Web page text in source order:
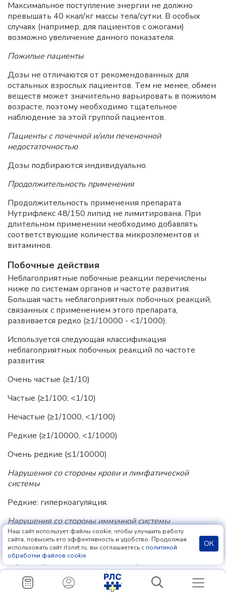
Максимальное поступление энергии не должно
превышать 40 ккал/кг массы тела/сутки. В особых
случаях (например, для пациентов с ожогами)
возможно увеличение данного показателя.
Пожилые пациенты
Дозы не отличаются от рекомендованных для
остальных взрослых пациентов. Тем не менее, обмен
веществ может значительно варьировать в пожилом
возрасте, поэтому необходимо тщательное
наблюдение за этой группой пациентов.
Пациенты с почечной и/или печеночной
недостаточностью
Дозы подбираются индивидуально.
Продолжительность применения
Продолжительность применения препарата
Нутрифлекс 48/150 липид не лимитирована. При
длительном применении необходимо добавлять
соответствующие количества микроэлементов и
витаминов.
Побочные действия
Неблагоприятные побочные реакции перечислены
ниже по системам органов и частоте развития.
Большая часть неблагоприятных побочных реакций,
связанных с применением этого препарата,
развивается редко (≥1/10000 - <1/1000).
Используется следующая классификация
неблагоприятных побочных реакций по частоте
развития:
Очень частые (≥1/10)
Частые (≥1/100, <1/10)
Нечастые (≥1/1000, <1/100)
Редкие (≥1/10000, <1/1000)
Очень редкие (≤1/10000)
Нарушения со стороны крови и лимфатической
системы
Редкие: гиперкоагуляция.
Нарушения со стороны иммунной системы
Редкие: аллергические реакции (например,
анафилактические реакции, кожная сыпь, отек
гортани, ротовой полости и лица).
Нарушения со стороны обмена веществ и питания
Наш сайт использует файлы cookie, чтобы улучшить работу
сайта, повысить его эффективность и удобство. Продолжая
использовать сайт rlsnet.ru, вы соглашаетесь с политикой
обработки файлов cookie.
ОК